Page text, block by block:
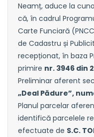
Neamț, aduce la
că, în cadrul
Carte Funciară
de Cadastru și
recepționat, în baza
primire nr. 3946 din
Preliminar aferent
„Deal Pădure”,
Planul parcelar
identifică parcelele
efectuate de S.C.